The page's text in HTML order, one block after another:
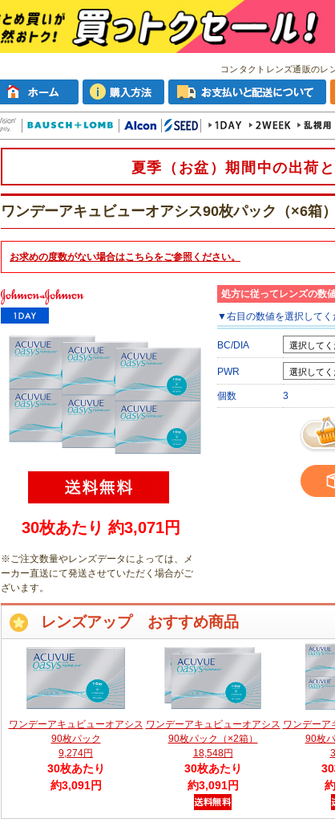
コンタクトレンズ通販のレ
夏季（お盆）期間中の出荷
ワンデーアキュビューオアシス90枚パック（×6箱）
お求めの度数がない場合はこちらをご参照ください。
30枚あたり 約3,071円
※ご注文数量やレンズデータによっては、メ
ーカー直送にて発送させていただく場合がご
ざいます。
処方に従ってレンズの数
▼右目の数値を選択してく
BC/DIA
PWR
個数 3
レンズアップ おすすめ商品
ワンデーアキュビューオアシス
90枚パック
9,274円
30枚あたり
約3,091円
ワンデーアキュビューオアシス
90枚パック（×2箱）
18,548円
30枚あたり
約3,091円
ワンデーア
90枚